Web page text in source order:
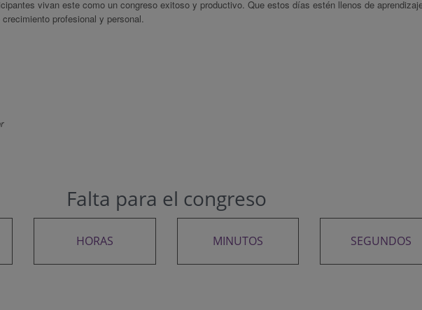
vivan este como un congreso exitoso y productivo. Que estos días estén llenos de
profesional y personal.
Falta para el congreso
HORAS MINUTOS SEGUNDOS